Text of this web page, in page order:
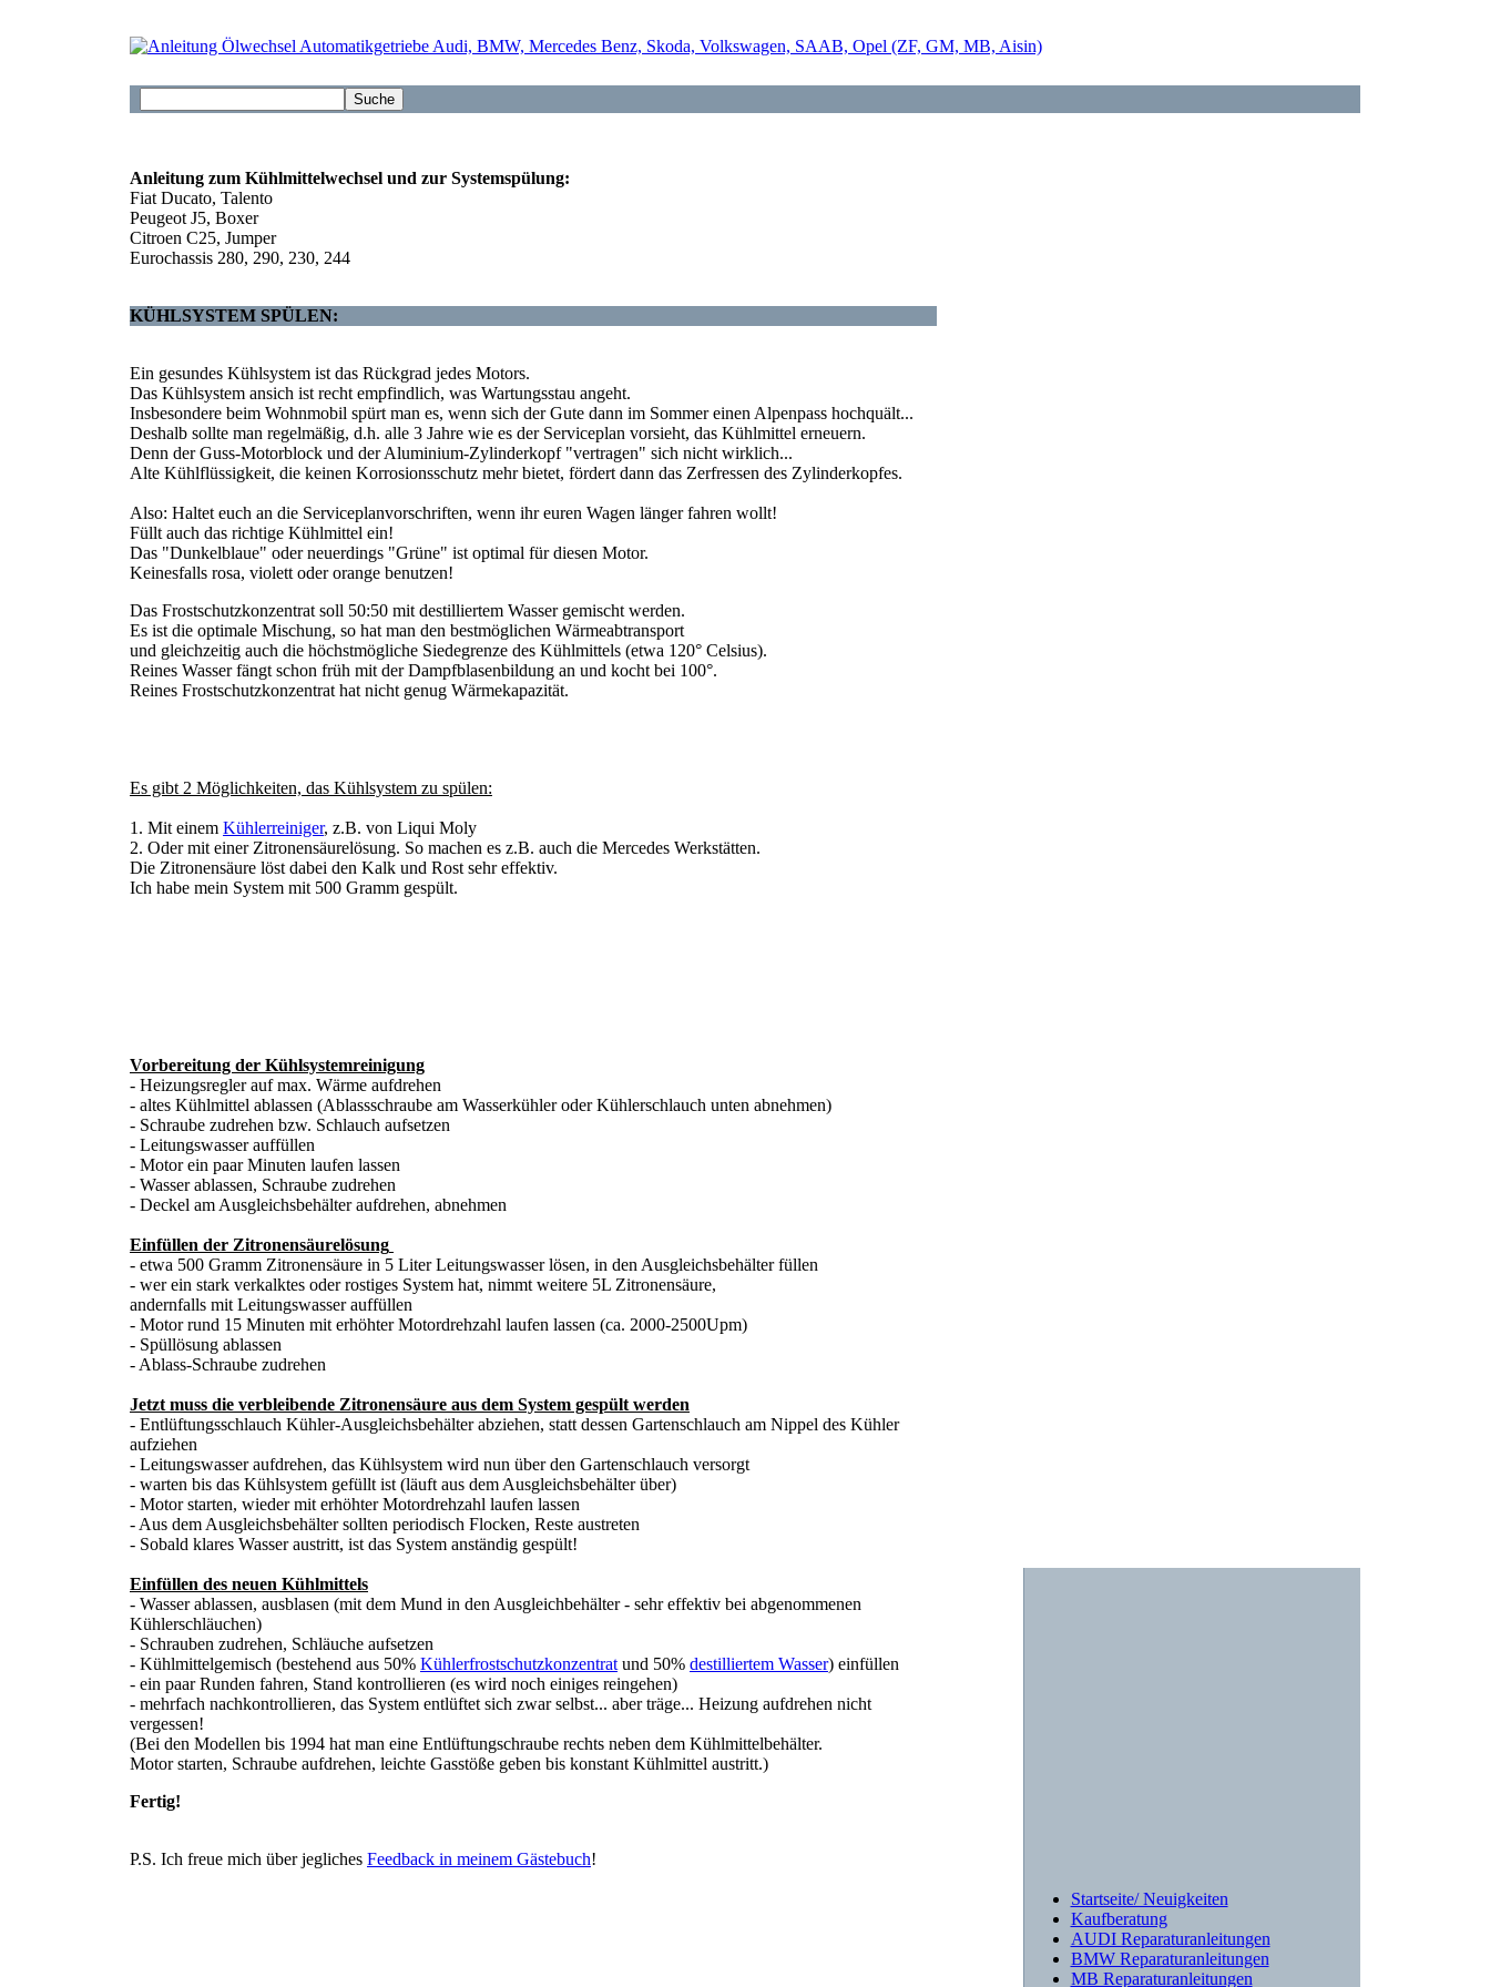
Anleitung zum Kühlmittelwechsel und zur Systemspülung:
Fiat Ducato, Talento
Peugeot J5, Boxer
Citroen C25, Jumper
Eurochassis 280, 290, 230, 244
KÜHLSYSTEM SPÜLEN:
Ein gesundes Kühlsystem ist das Rückgrad jedes Motors.
Das Kühlsystem ansich ist recht empfindlich, was Wartungsstau angeht.
Insbesondere beim Wohnmobil spürt man es, wenn sich der Gute dann im Sommer einen Alpenpass hochquält...
Deshalb sollte man regelmäßig, d.h. alle 3 Jahre wie es der Serviceplan vorsieht, das Kühlmittel erneuern.
Denn der Guss-Motorblock und der Aluminium-Zylinderkopf "vertragen" sich nicht wirklich...
Alte Kühlflüssigkeit, die keinen Korrosionsschutz mehr bietet, fördert dann das Zerfressen des Zylinderkopfes.
Also: Haltet euch an die Serviceplanvorschriften, wenn ihr euren Wagen länger fahren wollt!
Füllt auch das richtige Kühlmittel ein!
Das "Dunkelblaue" oder neuerdings "Grüne" ist optimal für diesen Motor.
Keinesfalls rosa, violett oder orange benutzen!
Das Frostschutzkonzentrat soll 50:50 mit destilliertem Wasser gemischt werden.
Es ist die optimale Mischung, so hat man den bestmöglichen Wärmeabtransport
und gleichzeitig auch die höchstmögliche Siedegrenze des Kühlmittels (etwa 120° Celsius).
Reines Wasser fängt schon früh mit der Dampfblasenbildung an und kocht bei 100°.
Reines Frostschutzkonzentrat hat nicht genug Wärmekapazität.
Es gibt 2 Möglichkeiten, das Kühlsystem zu spülen:
1. Mit einem Kühlerreiniger, z.B. von Liqui Moly
2. Oder mit einer Zitronensäurelösung. So machen es z.B. auch die Mercedes Werkstätten.
Die Zitronensäure löst dabei den Kalk und Rost sehr effektiv.
Ich habe mein System mit 500 Gramm gespült.
Vorbereitung der Kühlsystemreinigung
- Heizungsregler auf max. Wärme aufdrehen
- altes Kühlmittel ablassen (Ablassschraube am Wasserkühler oder Kühlerschlauch unten abnehmen)
- Schraube zudrehen bzw. Schlauch aufsetzen
- Leitungswasser auffüllen
- Motor ein paar Minuten laufen lassen
- Wasser ablassen, Schraube zudrehen
- Deckel am Ausgleichsbehälter aufdrehen, abnehmen
Einfüllen der Zitronensäurelösung
- etwa 500 Gramm Zitronensäure in 5 Liter Leitungswasser lösen, in den Ausgleichsbehälter füllen
- wer ein stark verkalktes oder rostiges System hat, nimmt weitere 5L Zitronensäure,
andernfalls mit Leitungswasser auffüllen
- Motor rund 15 Minuten mit erhöhter Motordrehzahl laufen lassen (ca. 2000-2500Upm)
- Spüllösung ablassen
- Ablass-Schraube zudrehen
Jetzt muss die verbleibende Zitronensäure aus dem System gespült werden
- Entlüftungsschlauch Kühler-Ausgleichsbehälter abziehen, statt dessen Gartenschlauch am Nippel des Kühler
aufziehen
- Leitungswasser aufdrehen, das Kühlsystem wird nun über den Gartenschlauch versorgt
- warten bis das Kühlsystem gefüllt ist (läuft aus dem Ausgleichsbehälter über)
- Motor starten, wieder mit erhöhter Motordrehzahl laufen lassen
- Aus dem Ausgleichsbehälter sollten periodisch Flocken, Reste austreten
- Sobald klares Wasser austritt, ist das System anständig gespült!
Einfüllen des neuen Kühlmittels
- Wasser ablassen, ausblasen (mit dem Mund in den Ausgleichbehälter - sehr effektiv bei abgenommenen
Kühlerschläuchen)
- Schrauben zudrehen, Schläuche aufsetzen
- Kühlmittelgemisch (bestehend aus 50% Kühlerfrostschutzkonzentrat und 50% destilliertem Wasser) einfüllen
- ein paar Runden fahren, Stand kontrollieren (es wird noch einiges reingehen)
- mehrfach nachkontrollieren, das System entlüftet sich zwar selbst... aber träge... Heizung aufdrehen nicht
vergessen!
(Bei den Modellen bis 1994 hat man eine Entlüftungschraube rechts neben dem Kühlmittelbehälter.
Motor starten, Schraube aufdrehen, leichte Gasstöße geben bis konstant Kühlmittel austritt.)
Fertig!
P.S. Ich freue mich über jegliches Feedback in meinem Gästebuch!
Startseite/ Neuigkeiten
Kaufberatung
AUDI Reparaturanleitungen
BMW Reparaturanleitungen
MB Reparaturanleitungen